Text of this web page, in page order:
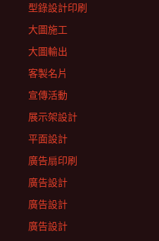
型錄設計印刷
大圖施工
大圖輸出
客製名片
宣傳活動
展示架設計
平面設計
廣告扇印刷
廣告設計
廣告設計
廣告設計